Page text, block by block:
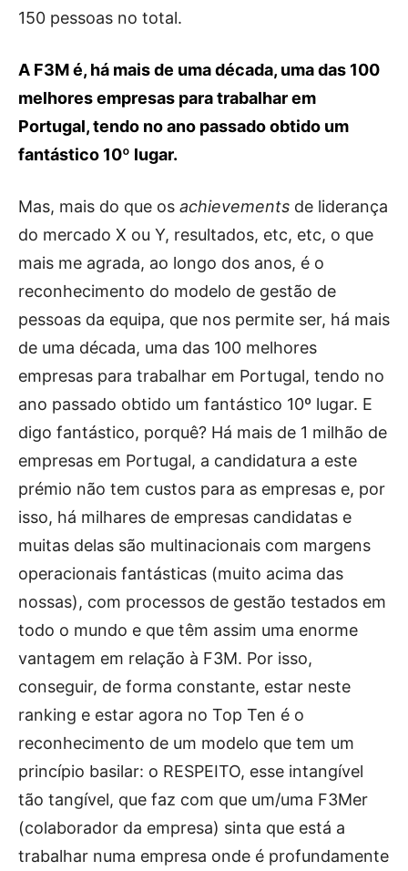
150 pessoas no total.
A F3M é, há mais de uma década, uma das 100
melhores empresas para trabalhar em
Portugal, tendo no ano passado obtido um
fantástico 10º lugar.
Mas, mais do que os achievements de liderança
do mercado X ou Y, resultados, etc, etc, o que
mais me agrada, ao longo dos anos, é o
reconhecimento do modelo de gestão de
pessoas da equipa, que nos permite ser, há mais
de uma década, uma das 100 melhores
empresas para trabalhar em Portugal, tendo no
ano passado obtido um fantástico 10º lugar. E
digo fantástico, porquê? Há mais de 1 milhão de
empresas em Portugal, a candidatura a este
prémio não tem custos para as empresas e, por
isso, há milhares de empresas candidatas e
muitas delas são multinacionais com margens
operacionais fantásticas (muito acima das
nossas), com processos de gestão testados em
todo o mundo e que têm assim uma enorme
vantagem em relação à F3M. Por isso,
conseguir, de forma constante, estar neste
ranking e estar agora no Top Ten é o
reconhecimento de um modelo que tem um
princípio basilar: o RESPEITO, esse intangível
tão tangível, que faz com que um/uma F3Mer
(colaborador da empresa) sinta que está a
trabalhar numa empresa onde é profundamente